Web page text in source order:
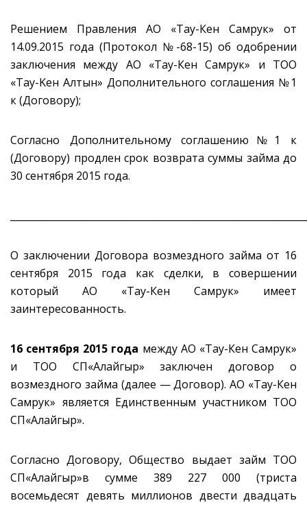
Решением Правления АО «Тау-Кен Самрук» от
14.09.2015 года (Протокол №-68-15) об одобрении
заключения между АО «Тау-Кен Самрук» и ТОО
«Taу-Keн Алтын» Дополнительного соглашения №1
к (Договору);
Согласно Дополнительному соглашению№1 к
(Договору) продлен срок возврата суммы займа до
30 сентября 2015 года.
О заключении Договора возмездного займа от 16
сентября 2015 года как сделки, в совершении
который АО «Тау-Кен Самрук» имеет
заинтересованность.
16 сентября 2015 года между АО «Тау-Кен Самрук»
и ТОО СП«Алайгыр» заключен договор о
возмездного займа (далее — Договор). АО «Тау-Кен
Самрук» является Единственным участником ТОО
СП«Алайгыр».
Согласно Договору, Общество выдает займ ТОО
СП«Алайгыр»в сумме 389 227 000 (триста
восемьдесят девять миллионов двести двадцать